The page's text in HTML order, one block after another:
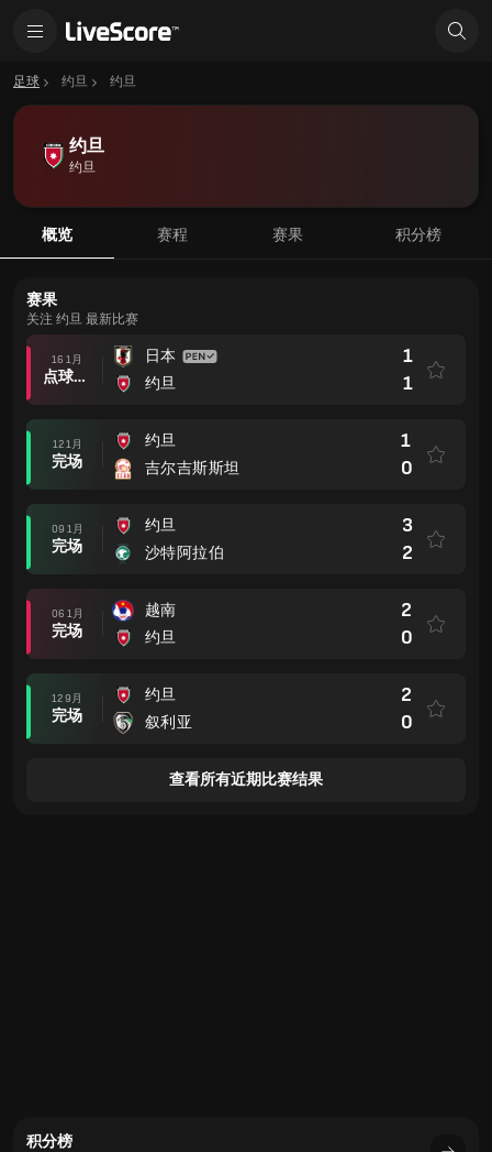
足球 约旦 约旦
约旦
约旦
概览 赛程 赛果 积分榜
赛果
关注 约旦 最新比赛
16 1月
点球大战后
日本
约旦
1
1
12 1月
完场
约旦
吉尔吉斯斯坦
1
0
09 1月
完场
约旦
沙特阿拉伯
3
2
06 1月
完场
越南
约旦
2
0
12 9月
完场
约旦
叙利亚
2
0
查看所有近期比赛结果
积分榜